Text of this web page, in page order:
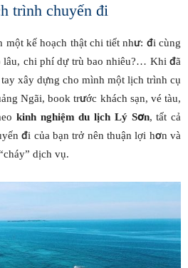
trình chuyến đi
một kế hoạch thật chi tiết như: đi cùng
chi phí dự trù bao nhiêu?… Khi đã
xây dựng cho mình một lịch trình cụ
Ngãi, book trước khách sạn, vé tàu,
kinh nghiệm du lịch Lý Sơn, tất cả
đi của bạn trở nên thuận lợi hơn và
dịch vụ.